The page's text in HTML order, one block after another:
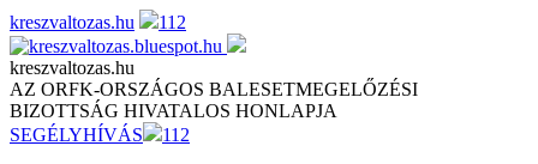
Skip
to
content
kreszvaltozas.hu 112
kreszvaltozas.hu
AZ ORFK-ORSZÁGOS BALESETMEGELŐZÉSI
BIZOTTSÁG HIVATALOS HONLAPJA
SEGÉLYHÍVÁS
112